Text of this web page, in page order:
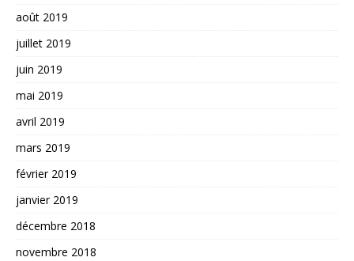
août 2019
juillet 2019
juin 2019
mai 2019
avril 2019
mars 2019
février 2019
janvier 2019
décembre 2018
novembre 2018